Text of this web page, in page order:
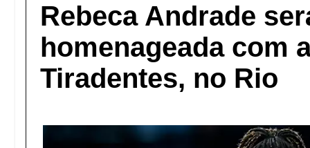
Rebeca Andrade
homenageada com
Tiradentes, no Rio